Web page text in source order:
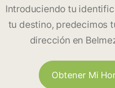
Introduciendo tu
tu destino, predecimos
dirección en
Obtener Mi